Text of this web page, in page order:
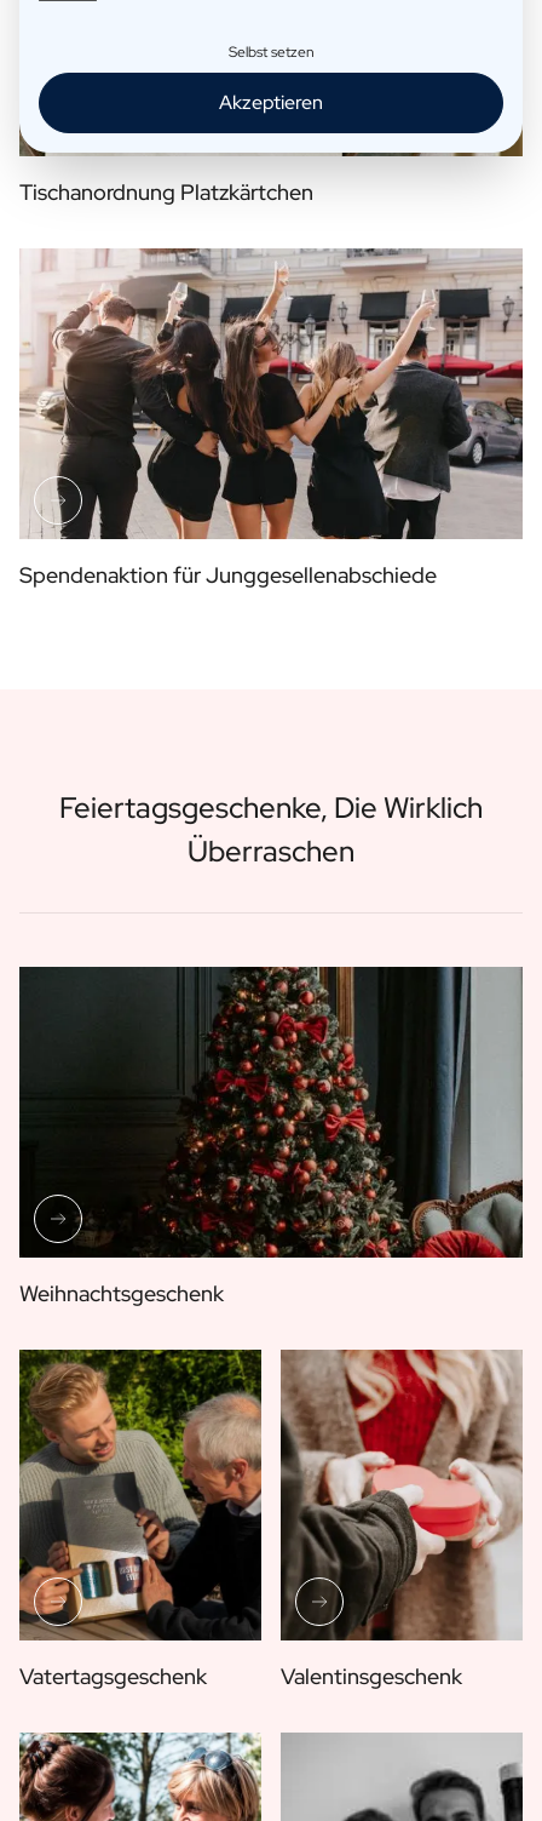
Tischanordnung Platzkärtchen
Spendenaktion für Junggesellenabschiede
Feiertagsgeschenke, Die Wirklich
Überraschen
Weihnachtsgeschenk
Vatertagsgeschenk Valentinsgeschenk
Selbst setzen
Akzeptieren